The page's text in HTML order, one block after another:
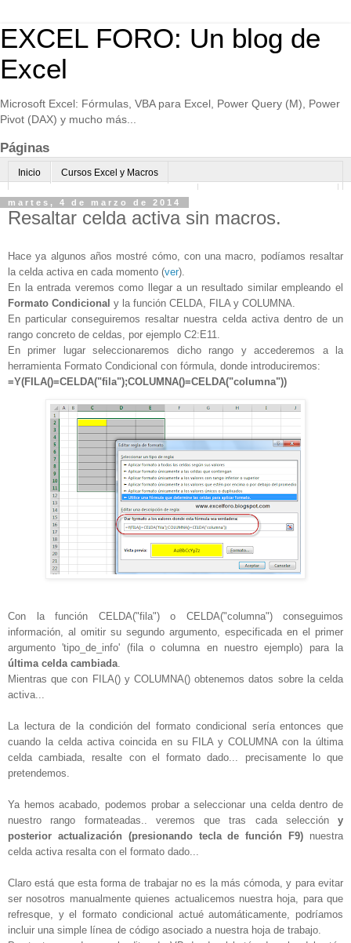
EXCEL FORO: Un blog de
Excel
Microsoft Excel: Fórmulas, VBA para Excel, Power Query (M), Power
Pivot (DAX) y mucho más...
Páginas
Inicio Cursos Excel y Macros
Excel Avanzado online-Microsoft Teams
Normas de uso Algo sobre mi
martes, 4 de marzo de 2014
Resaltar celda activa sin macros.
Hace ya algunos años mostré cómo, con una macro, podíamos resaltar
la celda activa en cada momento (ver).
En la entrada veremos como llegar a un resultado similar empleando el
Formato Condicional y la función CELDA, FILA y COLUMNA.
En particular conseguiremos resaltar nuestra celda activa dentro de un
rango concreto de celdas, por ejemplo C2:E11.
En primer lugar seleccionaremos dicho rango y accederemos a la
herramienta Formato Condicional con fórmula, donde introduciremos:
=Y(FILA()=CELDA("fila");COLUMNA()=CELDA("columna"))
Con la función CELDA("fila") o CELDA("columna") conseguimos
información, al omitir su segundo argumento, especificada en el primer
argumento 'tipo_de_info' (fila o columna en nuestro ejemplo) para la
última celda cambiada.
Mientras que con FILA() y COLUMNA() obtenemos datos sobre la celda
activa...
La lectura de la condición del formato condicional sería entonces que
cuando la celda activa coincida en su FILA y COLUMNA con la última
celda cambiada, resalte con el formato dado... precisamente lo que
pretendemos.
Ya hemos acabado, podemos probar a seleccionar una celda dentro de
nuestro rango formateadas.. veremos que tras cada selección y
posterior actualización (presionando tecla de función F9) nuestra
celda activa resalta con el formato dado...
Claro está que esta forma de trabajar no es la más cómoda, y para evitar
ser nosotros manualmente quienes actualicemos nuestra hoja, para que
refresque, y el formato condicional actué automáticamente, podríamos
incluir una simple línea de código asociado a nuestra hoja de trabajo.